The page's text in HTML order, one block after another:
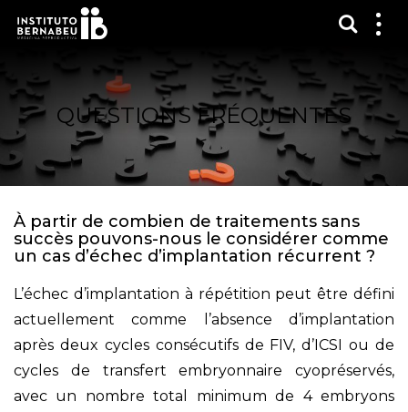
QUESTIONS FRÉQUENTES
À partir de combien de traitements sans
succès pouvons-nous le considérer comme
un cas d’échec d’implantation récurrent ?
L’échec d’implantation à répétition peut être défini
actuellement comme l’absence d’implantation
après deux cycles consécutifs de FIV, d’ICSI ou de
cycles de transfert embryonnaire cyopréservés,
avec un nombre total minimum de 4 embryons